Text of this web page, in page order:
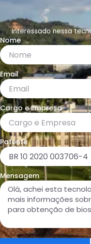
Interessado nessa
Nome
Email
Cargo e Empresa
Patente
Mensagem